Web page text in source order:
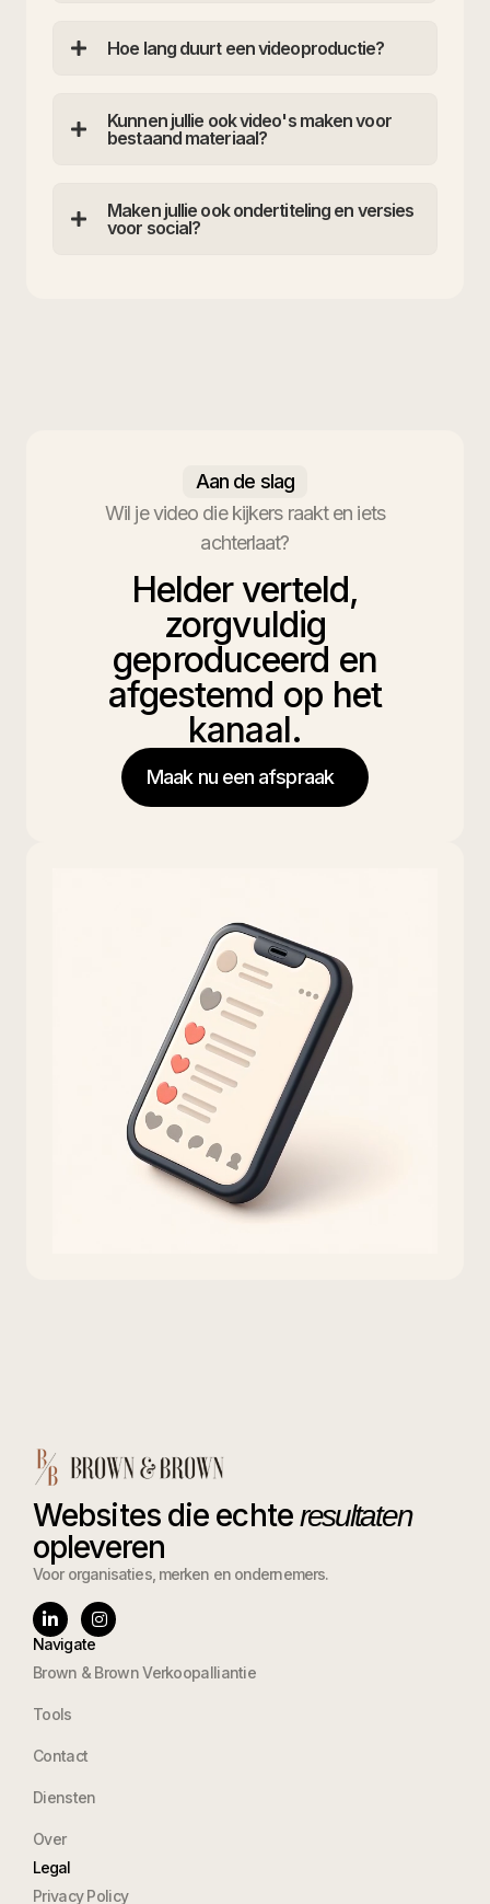
Hoe lang duurt een videoproductie?
Kunnen jullie ook video's maken voor
bestaand materiaal?
Maken jullie ook ondertiteling en versies
voor social?
Aan de slag
Wil je video die kijkers raakt en iets
achterlaat?
Helder verteld,
zorgvuldig
geproduceerd en
afgestemd op het
kanaal.
Maak nu een afspraak
Websites die echteresultaten
opleveren
Voor organisaties, merken en ondernemers.
Navigate
Brown & Brown Verkoopalliantie
Tools
Contact
Diensten
Over
Legal
Privacy Policy